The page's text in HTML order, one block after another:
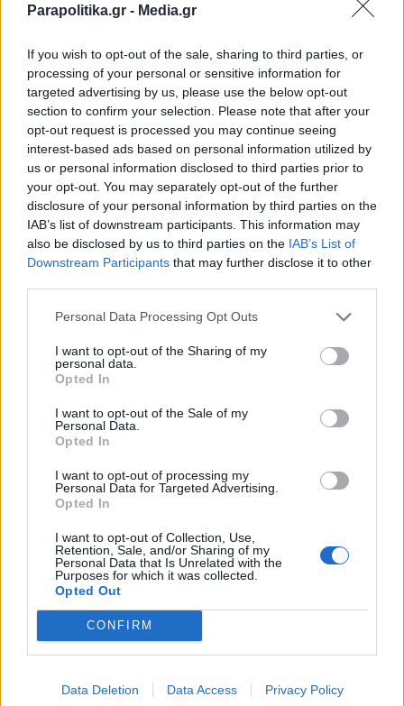
Parapolitika.gr - Media.gr
If you wish to opt-out of the sale, sharing to third parties, or
processing of your personal or sensitive information for
targeted advertising by us, please use the below opt-out
section to confirm your selection. Please note that after your
opt-out request is processed you may continue seeing
interest-based ads based on personal information utilized by
us or personal information disclosed to third parties prior to
your opt-out. You may separately opt-out of the further
disclosure of your personal information by third parties on the
IAB’s list of downstream participants. This information may
also be disclosed by us to third parties on the IAB’s List of
Downstream Participants that may further disclose it to other
Personal Data Processing Opt Outs
I want to opt-out of the Sharing of my
personal data.
Opted In
I want to opt-out of the Sale of my
Personal Data.
Opted In
I want to opt-out of processing my
Personal Data for Targeted Advertising.
Opted In
I want to opt-out of Collection, Use,
Retention, Sale, and/or Sharing of my
Personal Data that Is Unrelated with the
Purposes for which it was collected.
Opted Out
CONFIRM
Data Deletion Data Access Privacy Policy
MEDIA 17.07.2026 21:50
"Το Λάθος Θύμα": Η δεύτερη "Μιράντα"
της Ρόζαμουντ Πάικ, η σύνδεση με το
"Ακρωτήρι του Φόβου" και οι σκληρές
κριτικές για την ταινία (Βίντεο)
ΕΥΗ ΤΣΟΠΑΝΙΔΟΥ
"American Pie": Η ατάκα που έγινε
παγκόσμιο φαινόμενο, οι τίτλοι για την
ταινία που απορρίφθηκαν και ο
εμπορικός θρίαμβος (Βίντεο)
Εγγραφή στο newsletter
Αποδέχομαι τους
και την πολιτική απορρήτου
X